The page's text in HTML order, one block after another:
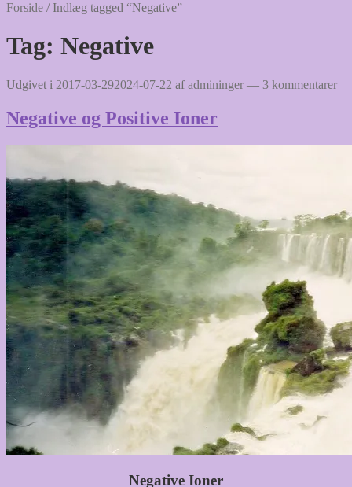
Forside / Indlæg tagged “Negative”
Tag: Negative
Udgivet i 2017-03-292024-07-22 afadmininger — 3 kommentarer
Negative og Positive Ioner
Negative Ioner